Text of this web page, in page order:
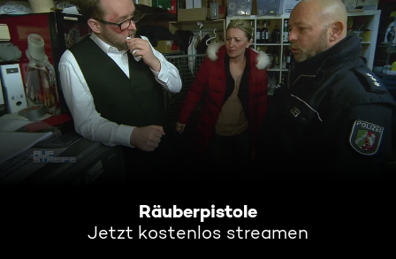
Räuberpistole
Jetzt kostenlos streamen